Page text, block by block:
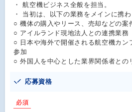
・ 航空機ビジネス全般を担当。
・ 当初は、以下の業務をメインに携わ
○ 機体の購入やリース、売却などの案
○ アイルランド現地法人との連携業務
○ 日本や海外で開催される航空機カン
参加
○ 外国人を中心とした業界関係者との
応募資格
必須